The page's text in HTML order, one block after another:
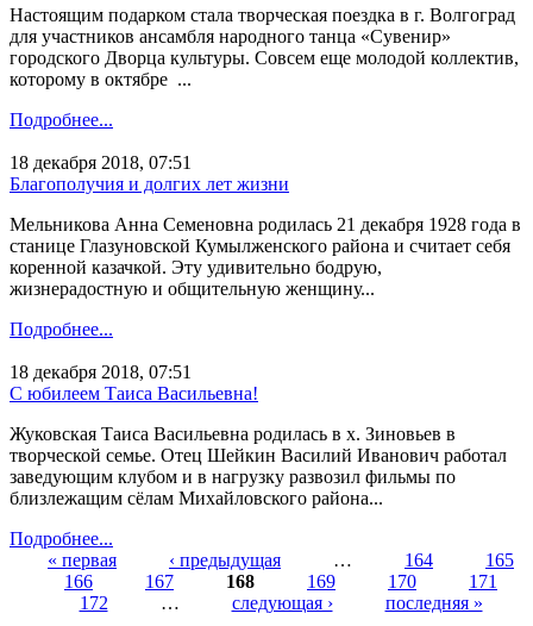
Настоящим подарком стала творческая поездка в г. Волгоград
для участников ансамбля народного танца «Сувенир»
городского Дворца культуры. Совсем еще молодой коллектив,
которому в октябре ...
Подробнее...
18 декабря 2018, 07:51
Благополучия и долгих лет жизни
Мельникова Анна Семеновна родилась 21 декабря 1928 года в
станице Глазуновской Кумылженского района и считает себя
коренной казачкой. Эту удивительно бодрую,
жизнерадостную и общительную женщину...
Подробнее...
18 декабря 2018, 07:51
С юбилеем Таиса Васильевна!
Жуковская Таиса Васильевна родилась в х. Зиновьев в
творческой семье. Отец Шейкин Василий Иванович работал
заведующим клубом и в нагрузку развозил фильмы по
близлежащим сёлам Михайловского района...
Подробнее...
Страницы
« первая ‹ предыдущая … 164
165
166
167 168 169 170
171
172
… следующая ›
последняя »